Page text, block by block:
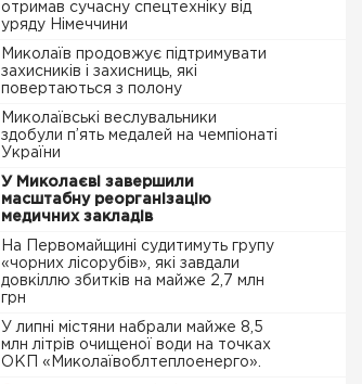
отримав сучасну спецтехніку від
уряду Німеччини
Миколаїв продовжує підтримувати
захисників і захисниць, які
повертаються з полону
Миколаївські веслувальники
здобули п’ять медалей на чемпіонаті
України
У Миколаєві завершили
масштабну реорганізацію
медичних закладів
На Первомайщині судитимуть групу
«чорних лісорубів», які завдали
довкіллю збитків на майже 2,7 млн
грн
У липні містяни набрали майже 8,5
млн літрів очищеної води на точках
ОКП «Миколаївоблтеплоенерго».